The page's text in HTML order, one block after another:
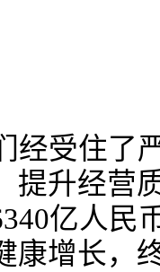
经受住了
提升经营
亿人民
康增长，